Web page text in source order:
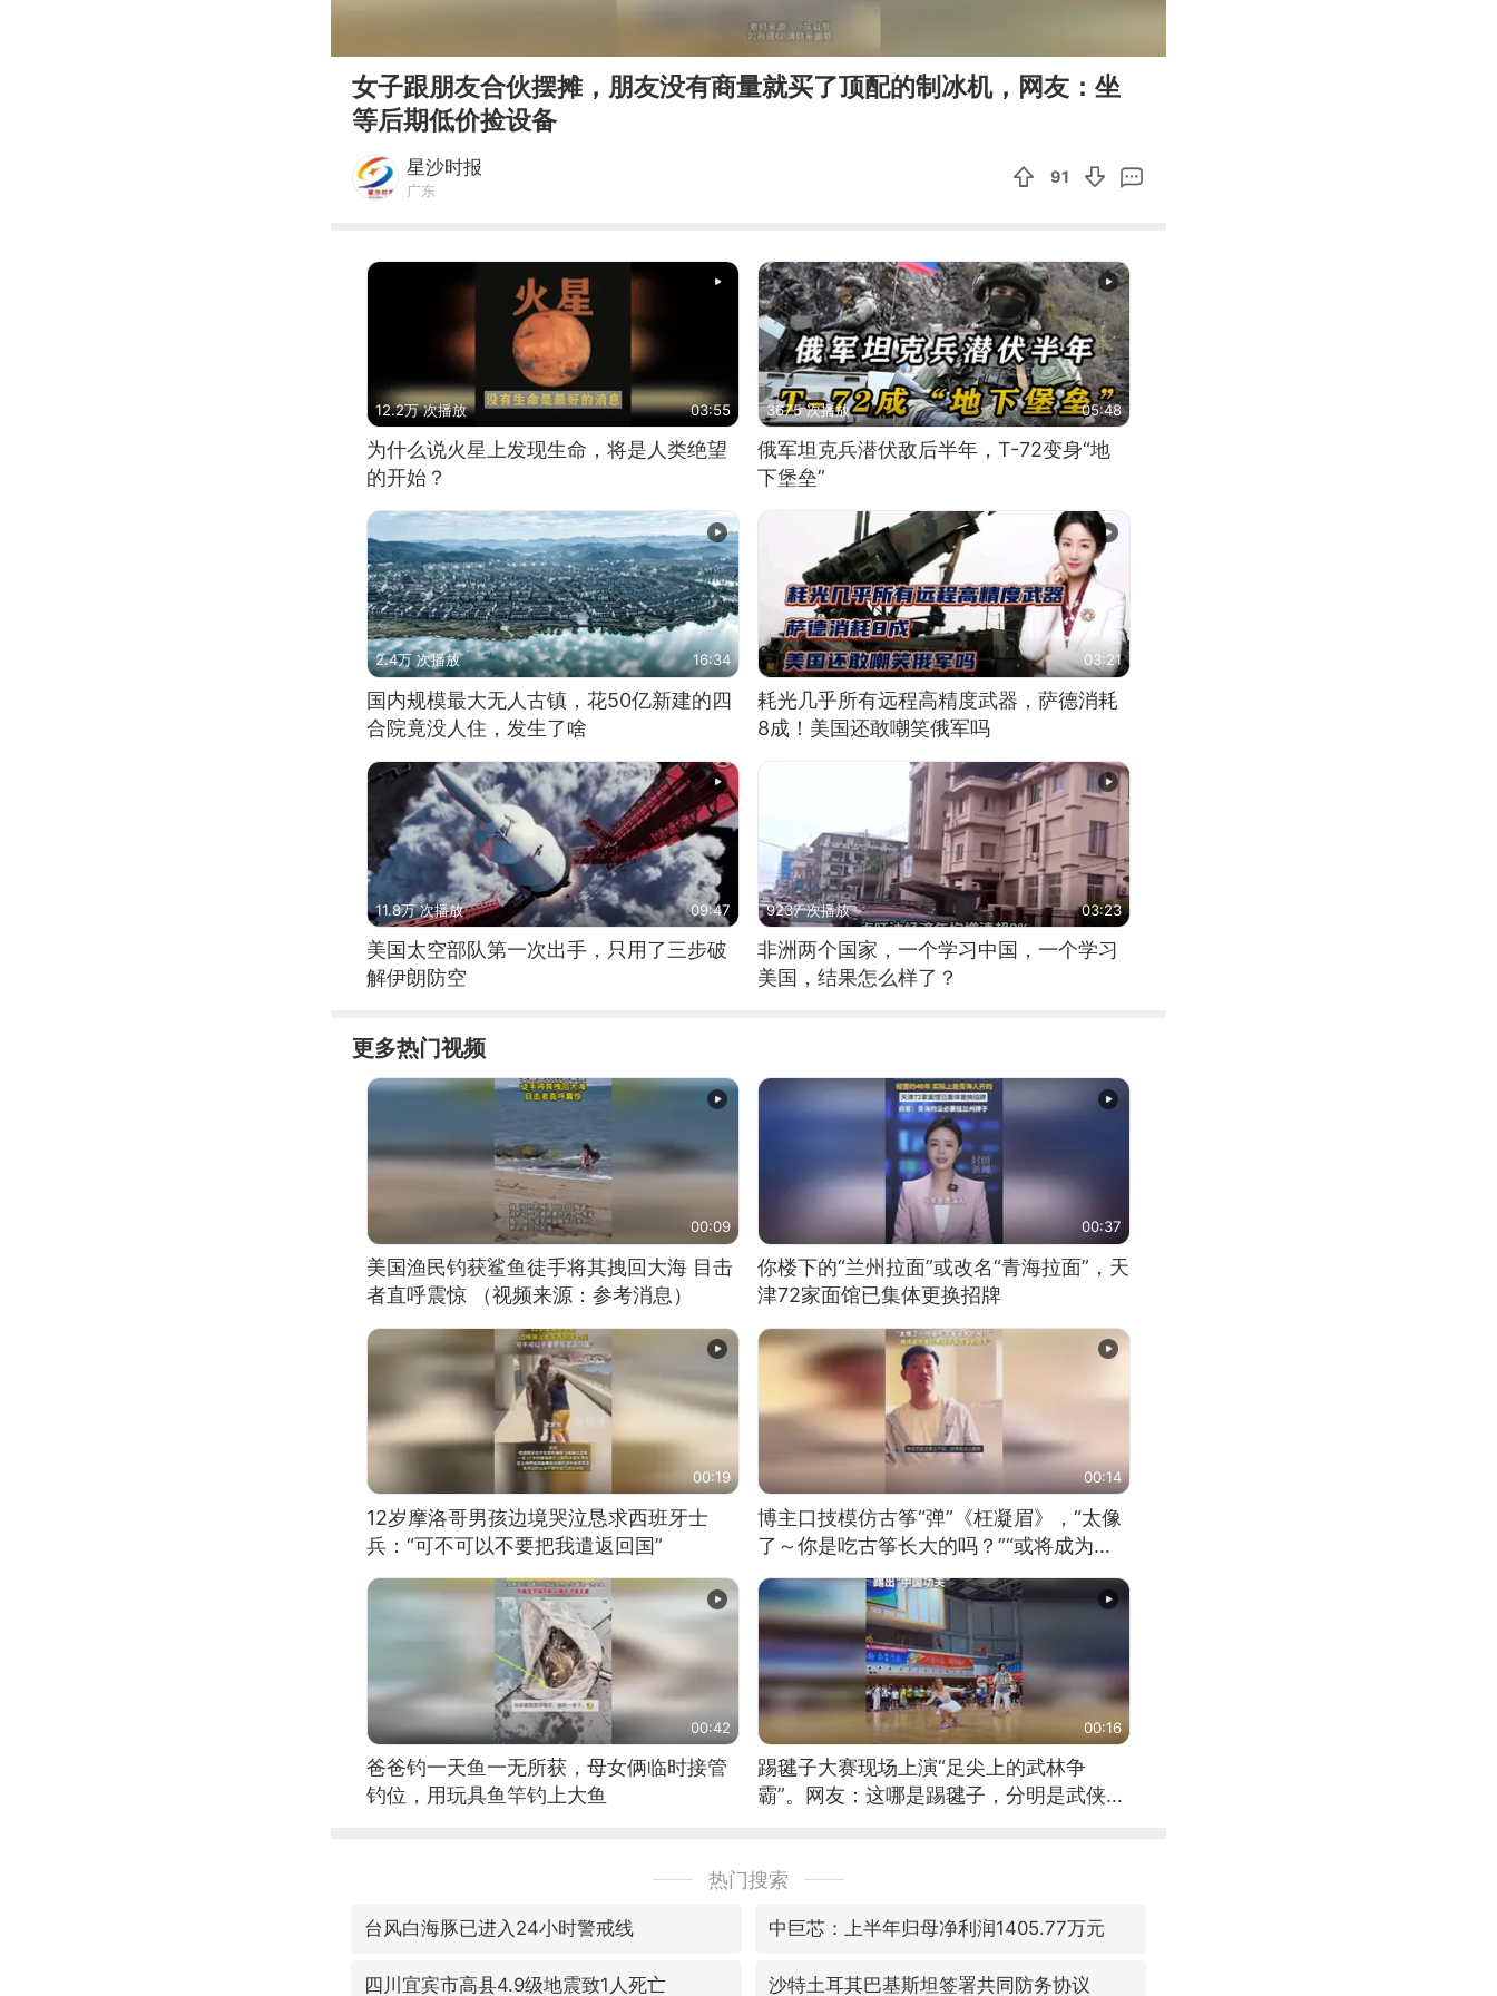
女子跟朋友合伙摆摊，朋友没有商量就买了顶配的制冰机，网友：坐
等后期低价捡设备
星沙时报
广东
91
12.2万 次播放 03:55
为什么说火星上发现生命，将是人类绝望
的开始？
3675 次播放 05:48
俄军坦克兵潜伏敌后半年，T-72变身“地
下堡垒”
2.4万 次播放 16:34
国内规模最大无人古镇，花50亿新建的四
合院竟没人住，发生了啥
03:21
耗光几乎所有远程高精度武器，萨德消耗
8成！美国还敢嘲笑俄军吗
11.8万 次播放 09:47
美国太空部队第一次出手，只用了三步破
解伊朗防空
9237 次播放 03:23
非洲两个国家，一个学习中国，一个学习
美国，结果怎么样了？
更多热门视频
00:09
美国渔民钓获鲨鱼徒手将其拽回大海 目击
者直呼震惊 （视频来源：参考消息）
00:37
你楼下的“兰州拉面”或改名“青海拉面”，天
津72家面馆已集体更换招牌
00:19
12岁摩洛哥男孩边境哭泣恳求西班牙士
兵：“可不可以不要把我遣返回国”
00:14
博主口技模仿古筝“弹”《枉凝眉》，“太像
了～你是吃古筝长大的吗？”“或将成为首
位考级不带古筝的选手。”（来源：新华每
日电讯）
00:42
爸爸钓一天鱼一无所获，母女俩临时接管
钓位，用玩具鱼竿钓上大鱼
00:16
踢毽子大赛现场上演“足尖上的武林争
霸”。网友：这哪是踢毽子，分明是武侠片
热门搜索
台风白海豚已进入24小时警戒线 中巨芯：上半年归母净利润1405.77万元
四川宜宾市高县4.9级地震致1人死亡 沙特土耳其巴基斯坦签署共同防务协议